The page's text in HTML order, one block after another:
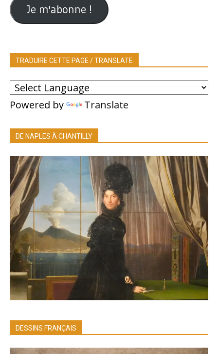
Je m'abonne !
TRADUIRE CETTE PAGE / TRANSLATE
Powered by Translate
DE NAPLES À CHANTILLY
DESSINS FRANÇAIS